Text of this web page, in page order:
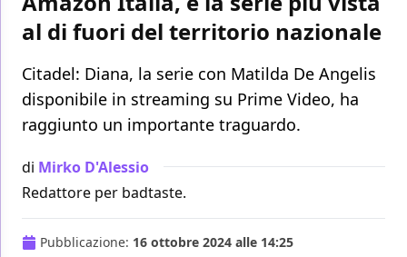
al di fuori del territorio nazionale
Citadel: Diana, la serie con Matilda De Angelis
disponibile in streaming su Prime Video, ha
raggiunto un importante traguardo.
di Mirko D'Alessio
Redattore per badtaste.
Pubblicazione: 16 ottobre 2024 alle 14:25